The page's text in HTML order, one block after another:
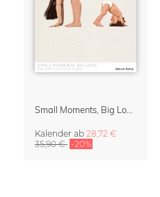
Kalender ab 28,72 €
35,90 € -20%